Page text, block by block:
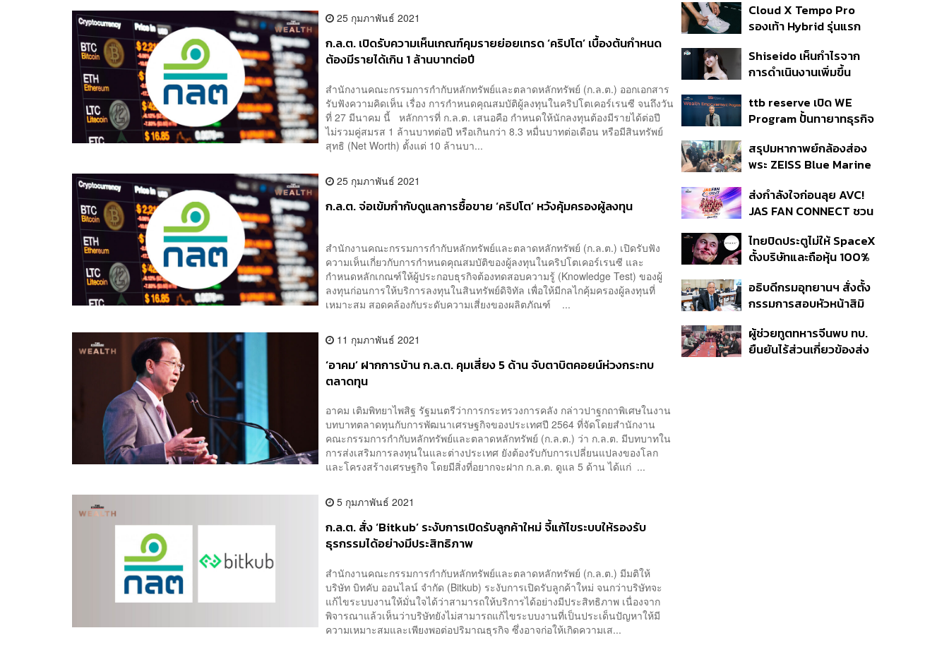
25 กุมภาพันธ์ 2021
ก.ล.ต. เปิดรับความเห็นเกณฑ์คุมรายย่อยเทรด ‘คริปโต’ เบื้องต้นกำหนด
ต้องมีรายได้เกิน 1 ล้านบาทต่อปี
สำนักงานคณะกรรมการกำกับหลักทรัพย์และตลาดหลักทรัพย์ (ก.ล.ต.) ออกเอกสาร
รับฟังความคิดเห็น เรื่อง การกำหนดคุณสมบัติผู้ลงทุนในคริปโตเคอร์เรนซี จนถึงวัน
ที่ 27 มีนาคม นี้ หลักการที่ ก.ล.ต. เสนอคือ กำหนดให้นักลงทุนต้องมีรายได้ต่อปี
ไม่รวมคู่สมรส 1 ล้านบาทต่อปี หรือเกินกว่า 8.3 หมื่นบาทต่อเดือน หรือมีสินทรัพย์
สุทธิ (Net Worth) ตั้งแต่ 10 ล้านบา...
25 กุมภาพันธ์ 2021
ก.ล.ต. จ่อเข้มกำกับดูแลการซื้อขาย ‘คริปโต’ หวังคุ้มครองผู้ลงทุน
สำนักงานคณะกรรมการกำกับหลักทรัพย์และตลาดหลักทรัพย์ (ก.ล.ต.) เปิดรับฟัง
ความเห็นเกี่ยวกับการกำหนดคุณสมบัติของผู้ลงทุนในคริปโตเคอร์เรนซี และ
กำหนดหลักเกณฑ์ให้ผู้ประกอบธุรกิจต้องทดสอบความรู้ (Knowledge Test) ของผู้
ลงทุนก่อนการให้บริการลงทุนในสินทรัพย์ดิจิทัล เพื่อให้มีกลไกคุ้มครองผู้ลงทุนที่
เหมาะสม สอดคล้องกับระดับความเสี่ยงของผลิตภัณฑ์ ...
11 กุมภาพันธ์ 2021
‘อาคม’ ฝากการบ้าน ก.ล.ต. คุมเสี่ยง 5 ด้าน จับตาบิตคอยน์ห่วงกระทบ
ตลาดทุน
อาคม เติมพิทยาไพสิฐ รัฐมนตรีว่าการกระทรวงการคลัง กล่าวปาฐกถาพิเศษในงาน
บทบาทตลาดทุนกับการพัฒนาเศรษฐกิจของประเทศปี 2564 ที่จัดโดยสำนักงาน
คณะกรรมการกำกับหลักทรัพย์และตลาดหลักทรัพย์ (ก.ล.ต.) ว่า ก.ล.ต. มีบทบาทใน
การส่งเสริมการลงทุนในและต่างประเทศ ยังต้องรับกับการเปลี่ยนแปลงของโลก
และโครงสร้างเศรษฐกิจ โดยมีสิ่งที่อยากจะฝาก ก.ล.ต. ดูแล 5 ด้าน ได้แก่ ...
5 กุมภาพันธ์ 2021
ก.ล.ต. สั่ง ‘Bitkub’ ระงับการเปิดรับลูกค้าใหม่ จี้แก้ไขระบบให้รองรับ
ธุรกรรมได้อย่างมีประสิทธิภาพ
สำนักงานคณะกรรมการกำกับหลักทรัพย์และตลาดหลักทรัพย์ (ก.ล.ต.) มีมติให้
บริษัท บิทคับ ออนไลน์ จำกัด (Bitkub) ระงับการเปิดรับลูกค้าใหม่ จนกว่าบริษัทจะ
แก้ไขระบบงานให้มั่นใจได้ว่าสามารถให้บริการได้อย่างมีประสิทธิภาพ เนื่องจาก
พิจารณาแล้วเห็นว่าบริษัทยังไม่สามารถแก้ไขระบบงานที่เป็นประเด็นปัญหาให้มี
ความเหมาะสมและเพียงพอต่อปริมาณธุรกิจ ซึ่งอาจก่อให้เกิดความเส...
จ่อชง ป.ป.ช. 12 ส.ค. นี้
Cloud X Tempo Pro
รองเท้า Hybrid รุ่นแรก
Shiseido เห็นกำไรจาก
การดำเนินงานเพิ่มขึ้น
ปี 2026
ttb reserve เปิด WE
Program ปั้นทายาทธุรกิจ
ตั้งเป้าขยายฐานลูกค้าแตะ
11,000 ราย ดัน AUM
ปีข้างหน้า
สรุปมหากาพย์กล้องส่อง
พระ ZEISS Blue Marine
สู่ข้อพิพาท ‘มาเวลล์ฯ’
ฟ้อง ‘โทน บางแค’ ผิดนัด
ส่งกำลังใจก่อนลุย AVC!
JAS FAN CONNECT ชวน
สาวทีมชาติไทย 15 ส.ค.นี้
ไทยปิดประตูไม่ให้ SpaceX
ตั้งบริษัทและถือหุ้น 100%
ต่ำเป็นเรื่องอธิปไตย ไม่
ยอมแลกในโต๊ะเจรจาการ
อธิบดีกรมอุทยานฯ สั่งตั้ง
กรรมการสอบหัวหน้าสิมิ
แรม ทั้งที่ประกาศห้ามค้าง
คืนตั้งแต่ปี 61
ผู้ช่วยทูตทหารจีนพบ ทบ.
ยืนยันไร้ส่วนเกี่ยวข้องส่ง